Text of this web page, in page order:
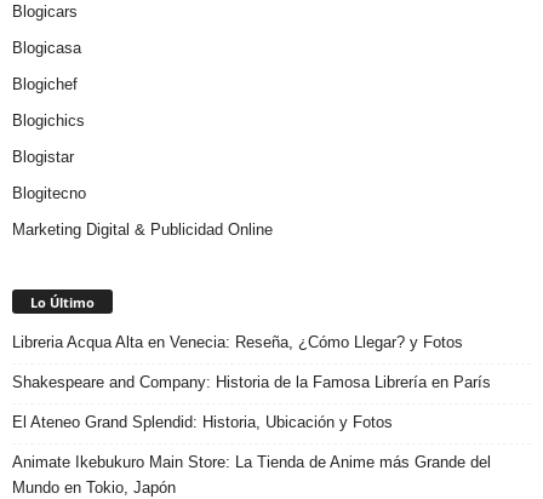
Blogicars
Blogicasa
Blogichef
Blogichics
Blogistar
Blogitecno
Marketing Digital & Publicidad Online
Lo Último
Libreria Acqua Alta en Venecia: Reseña, ¿Cómo Llegar? y Fotos
Shakespeare and Company: Historia de la Famosa Librería en París
El Ateneo Grand Splendid: Historia, Ubicación y Fotos
Animate Ikebukuro Main Store: La Tienda de Anime más Grande del
Mundo en Tokio, Japón